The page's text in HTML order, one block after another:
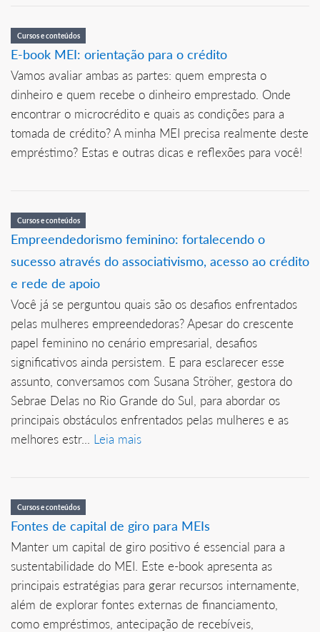
Cursos e conteúdos
E-book MEI: orientação para o crédito
Vamos avaliar ambas as partes: quem empresta o
dinheiro e quem recebe o dinheiro emprestado. Onde
encontrar o microcrédito e quais as condições para a
tomada de crédito? A minha MEI precisa realmente deste
empréstimo? Estas e outras dicas e reflexões para você!
Cursos e conteúdos
Empreendedorismo feminino: fortalecendo o
sucesso através do associativismo, acesso ao crédito
e rede de apoio
Você já se perguntou quais são os desafios enfrentados
pelas mulheres empreendedoras? Apesar do crescente
papel feminino no cenário empresarial, desafios
significativos ainda persistem. E para esclarecer esse
assunto, conversamos com Susana Ströher, gestora do
Sebrae Delas no Rio Grande do Sul, para abordar os
principais obstáculos enfrentados pelas mulheres e as
melhores estr... Leia mais
Cursos e conteúdos
Fontes de capital de giro para MEIs
Manter um capital de giro positivo é essencial para a
sustentabilidade do MEI. Este e-book apresenta as
principais estratégias para gerar recursos internamente,
além de explorar fontes externas de financiamento,
como empréstimos, antecipação de recebíveis,